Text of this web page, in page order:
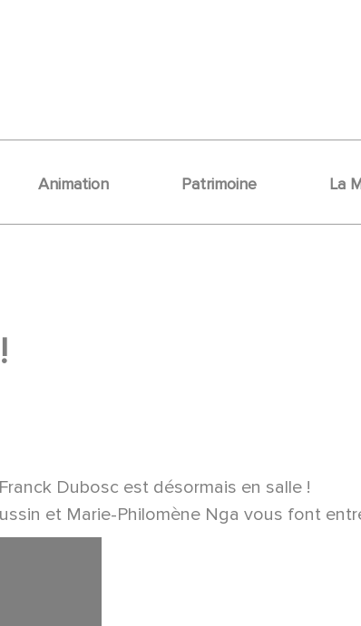
Animation Patrimoine La
Dubosc est désormais en salle !
et Marie-Philomène Nga vous font